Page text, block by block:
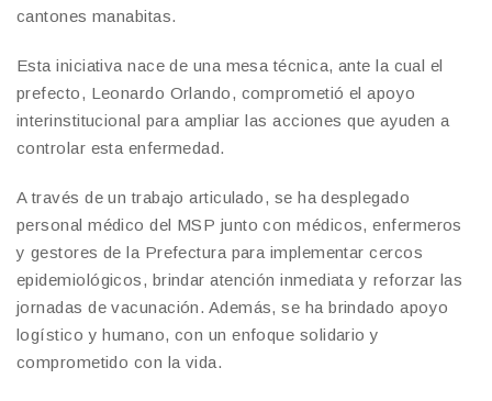
cantones manabitas.
Esta iniciativa nace de una mesa técnica, ante la cual el
prefecto, Leonardo Orlando, comprometió el apoyo
interinstitucional para ampliar las acciones que ayuden a
controlar esta enfermedad.
A través de un trabajo articulado, se ha desplegado
personal médico del MSP junto con médicos, enfermeros
y gestores de la Prefectura para implementar cercos
epidemiológicos, brindar atención inmediata y reforzar las
jornadas de vacunación. Además, se ha brindado apoyo
logístico y humano, con un enfoque solidario y
comprometido con la vida.